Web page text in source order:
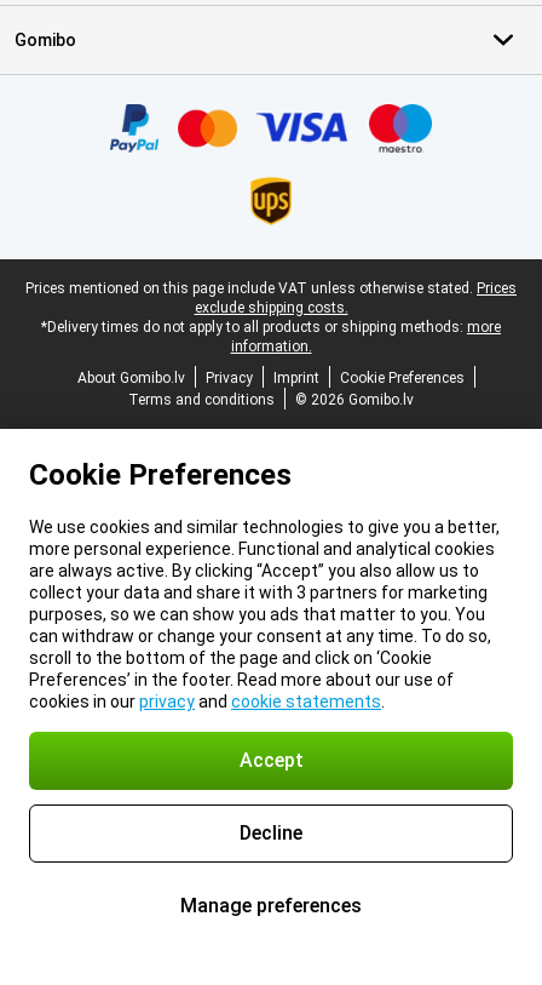
Gomibo
Legal footer
Prices mentioned on this page include VAT unless otherwise stated. Prices
exclude shipping costs.
*Delivery times do not apply to all products or shipping methods: more
information.
About Gomibo.lv
Privacy Imprint
Cookie Preferences
Terms and conditions
© 2026 Gomibo.lv
Cookie Preferences
We use cookies and similar technologies to give you a better,
more personal experience. Functional and analytical cookies
are always active. By clicking “Accept” you also allow us to
collect your data and share it with 3 partners for marketing
purposes, so we can show you ads that matter to you. You
can withdraw or change your consent at any time. To do so,
scroll to the bottom of the page and click on ‘Cookie
Preferences’ in the footer. Read more about our use of
cookies in ourprivacyand cookie statements
Accept
Decline
Manage preferences